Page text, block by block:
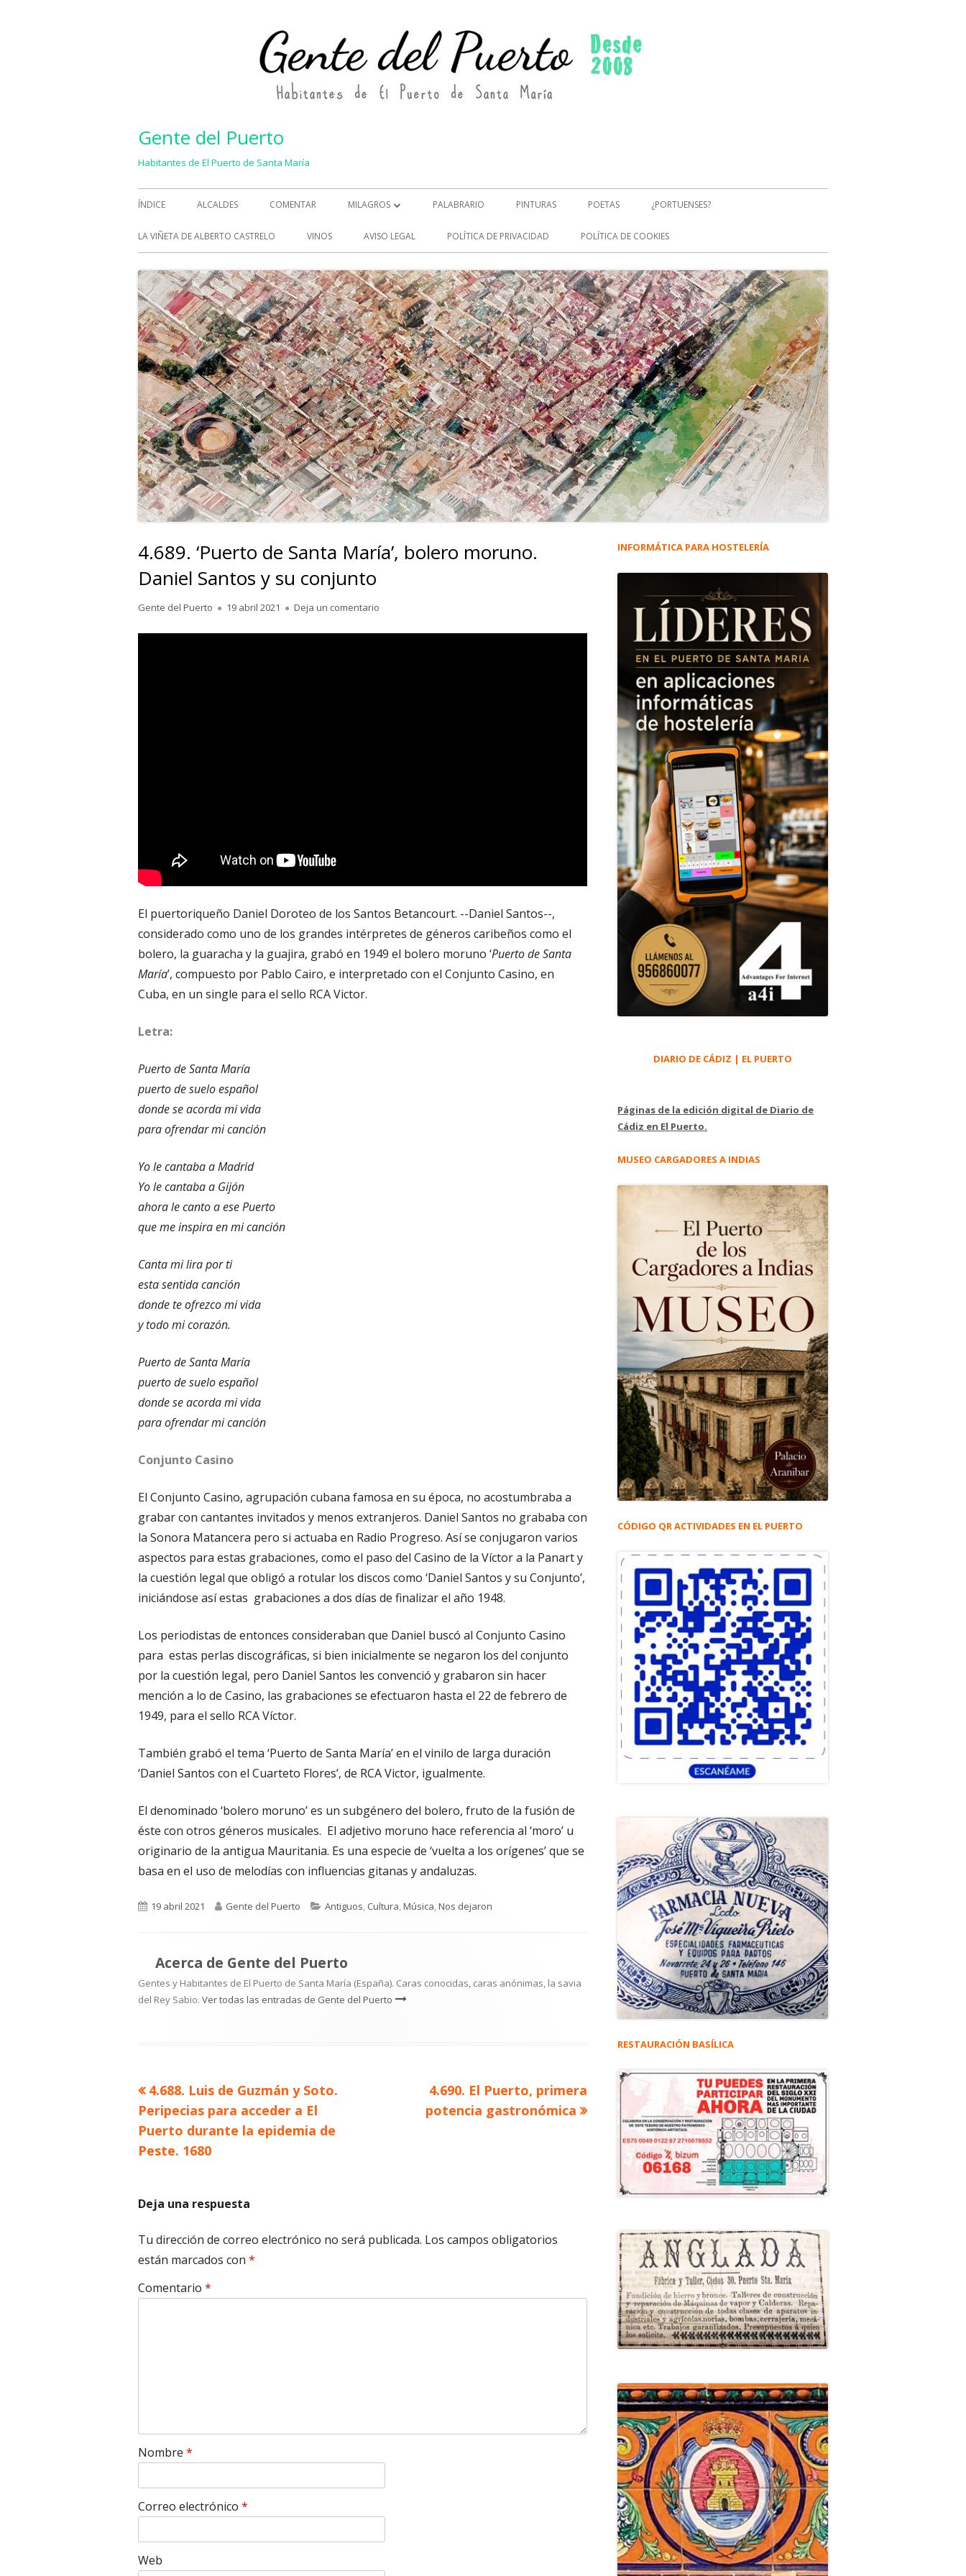
Gente del Puerto
Habitantes de El Puerto de Santa María
Menú
principal
ÍNDICE ALCALDES COMENTAR MILAGROS
MILAGROS (2)
PALABRARIO PINTURAS POETAS ¿PORTUENSES?
LA VIÑETA DE ALBERTO CASTRELO VINOS AVISO LEGAL POLÍTICA DE PRIVACIDAD POLÍTICA DE COOKIES
4.689. ‘Puerto de Santa María’, bolero moruno.
Daniel Santos y su conjunto
Autor
Gente del Puerto
Publicado
19 abril 2021 Deja un comentario para 4.689. ‘Puerto de Santa María’, bolero moruno. Daniel Santos y su conjunto
El puertoriqueño Daniel Doroteo de los Santos Betancourt. --Daniel Santos--,
considerado como uno de los grandes intérpretes de géneros caribeños como el
bolero, la guaracha y la guajira, grabó en 1949 el bolero moruno ‘Puerto de Santa
María’, compuesto por Pablo Cairo, e interpretado con el Conjunto Casino, en
Cuba, en un single para el sello RCA Victor.
Letra:
Puerto de Santa María
puerto de suelo español
donde se acorda mi vida
para ofrendar mi canción
Yo le cantaba a Madrid
Yo le cantaba a Gijón
ahora le canto a ese Puerto
que me inspira en mi canción
Canta mi lira por ti
esta sentida canción
donde te ofrezco mi vida
y todo mi corazón.
Puerto de Santa María
puerto de suelo español
donde se acorda mi vida
para ofrendar mi canción
Conjunto Casino
El Conjunto Casino, agrupación cubana famosa en su época, no acostumbraba a
grabar con cantantes invitados y menos extranjeros. Daniel Santos no grababa con
la Sonora Matancera pero si actuaba en Radio Progreso. Así se conjugaron varios
aspectos para estas grabaciones, como el paso del Casino de la Víctor a la Panart y
la cuestión legal que obligó a rotular los discos como ‘Daniel Santos y su Conjunto’,
iniciándose así estas grabaciones a dos días de finalizar el año 1948.
Los periodistas de entonces consideraban que Daniel buscó al Conjunto Casino
para estas perlas discográficas, si bien inicialmente se negaron los del conjunto
por la cuestión legal, pero Daniel Santos les convenció y grabaron sin hacer
mención a lo de Casino, las grabaciones se efectuaron hasta el 22 de febrero de
1949, para el sello RCA Víctor.
También grabó el tema ‘Puerto de Santa María’ en el vinilo de larga duración
‘Daniel Santos con el Cuarteto Flores’, de RCA Victor, igualmente.
El denominado ‘bolero moruno’ es un subgénero del bolero, fruto de la fusión de
éste con otros géneros musicales. El adjetivo moruno hace referencia al ‘moro’ u
originario de la antigua Mauritania. Es una especie de ‘vuelta a los orígenes’ que se
basa en el uso de melodías con influencias gitanas y andaluzas.
Publicado
19 abril 2021 Autor
Gente del Puerto Categorías
Antiguos, Cultura,Música,Nos dejaron
Acerca de Gente del Puerto
Gentes y Habitantes de El Puerto de Santa María (España). Caras conocidas, caras anónimas, la savia
del Rey Sabio. Ver todas las entradas de Gente del Puerto
Navegación
de
entradas
Artículo
anterior
4.688. Luis de Guzmán y Soto.
Peripecias para acceder a El
Puerto durante la epidemia de
Peste. 1680
Artículo
siguiente
4.690. El Puerto, primera
potencia gastronómica
Deja una respuesta
Tu dirección de correo electrónico no será publicada. Los campos obligatorios
están marcados con *
Comentario *
Nombre *
Correo electrónico *
Web
Barra
principal
INFORMÁTICA PARA HOSTELERÍA
DIARIO DE CÁDIZ | EL PUERTO
Páginas de la edición digital de Diario de
Cádiz en El Puerto.
MUSEO CARGADORES A INDIAS
CÓDIGO QR ACTIVIDADES EN EL PUERTO
RESTAURACIÓN BASÍLICA